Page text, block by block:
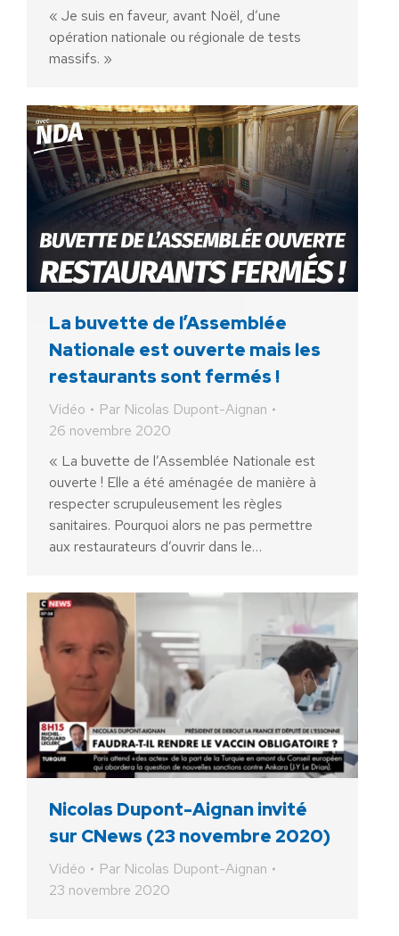
« Je suis en faveur, avant Noël, d’une
opération nationale ou régionale de tests
massifs. »
La buvette de l’Assemblée
Nationale est ouverte mais les
restaurants sont fermés !
Vidéo Par Nicolas Dupont-Aignan
26 novembre 2020
« La buvette de l’Assemblée Nationale est
ouverte ! Elle a été aménagée de manière à
respecter scrupuleusement les règles
sanitaires. Pourquoi alors ne pas permettre
aux restaurateurs d’ouvrir dans le…
Nicolas Dupont-Aignan invité
sur CNews (23 novembre 2020)
Vidéo Par Nicolas Dupont-Aignan
23 novembre 2020